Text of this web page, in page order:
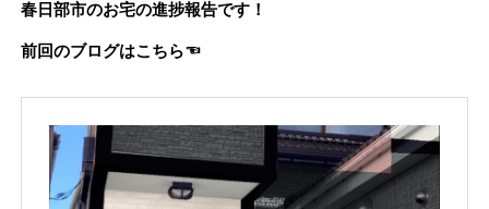
春日部市のお宅の進捗報告です！
前回のブログはこちら☜